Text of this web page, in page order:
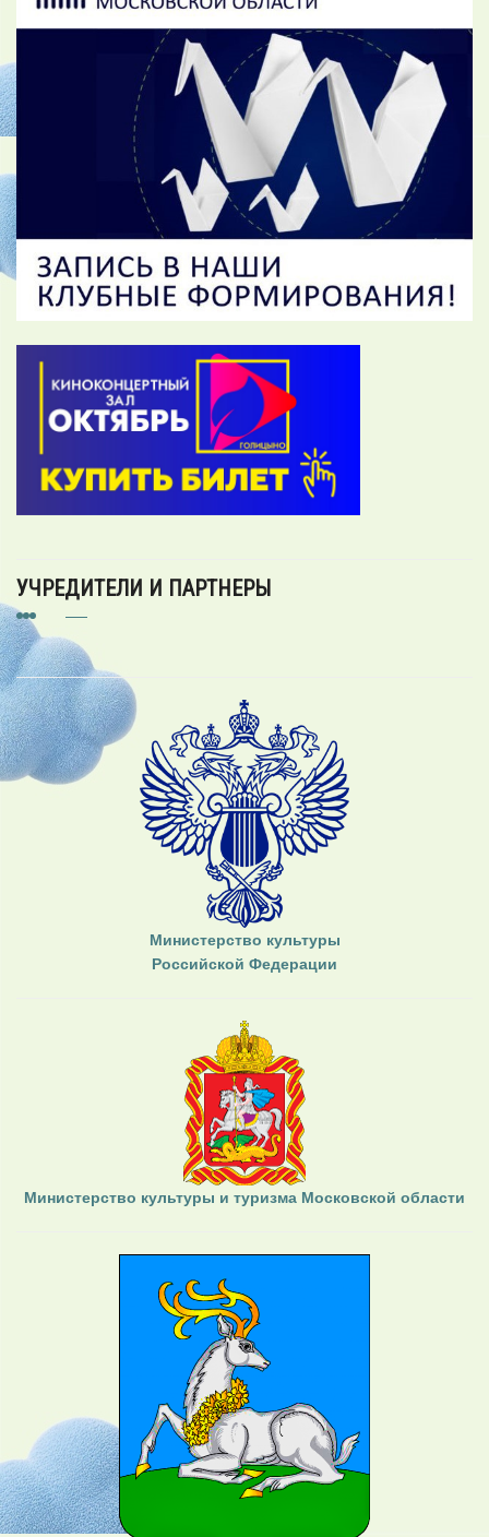
УЧРЕДИТЕЛИ И ПАРТНЕРЫ
Министерство культуры
Российской Федерации
Министерство культуры и туризма Московской области